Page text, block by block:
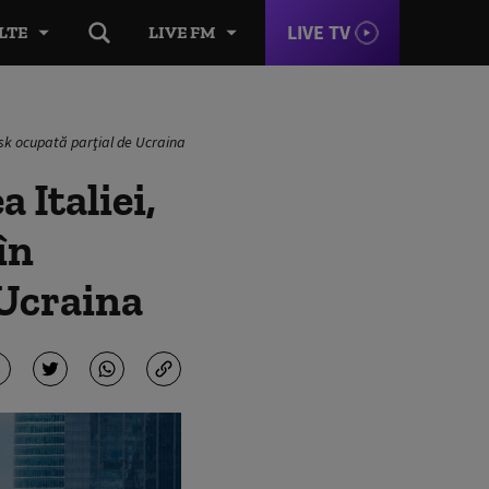
LIVE FM LIVE TV
ocupată parţial de Ucraina
Italiei,